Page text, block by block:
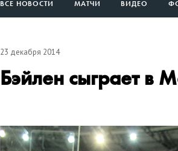
ВСЕ НОВОСТИ МАТЧИ ВИДЕО
23 декабря 2014
Бэйлен сыграет в